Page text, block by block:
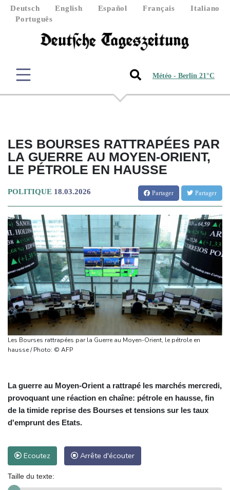
Deutsch English Español Français
Italiano
Português
Météo - Berlin 21°C
LES BOURSES RATTRAPÉES PAR
LA GUERRE AU MOYEN-ORIENT,
LE PÉTROLE EN HAUSSE
POLITIQUE 18.03.2026 Partager Partager
Les Bourses rattrapées par la Guerre au Moyen-Orient, le pétrole en
hausse / Photo: © AFP
La guerre au Moyen-Orient a rattrapé les marchés mercredi,
provoquant une réaction en chaîne: pétrole en hausse, fin
de la timide reprise des Bourses et tensions sur les taux
d'emprunt des Etats.
Ecoutez Arrête d'écouter
Taille du texte: